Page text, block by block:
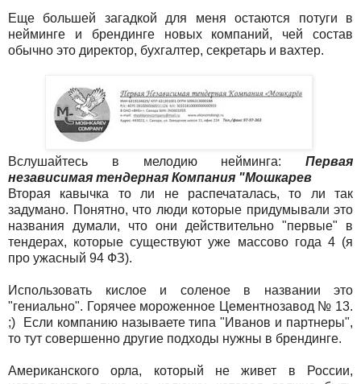
Еще большей загадкой для меня остаются потуги в
нейминге и брендинге новых компаний, чей состав
обычно это директор, бухгалтер, секретарь и вахтер.
Вслушайтесь в мелодию нейминга: Первая
независимая тендерная Компания "Мошкарев
Вторая кавычка то ли не распечаталась, то ли так
задумано. Понятно, что люди которые придумывали это
названия думали, что они действительно "первые" в
тендерах, которые существуют уже массово года 4 (я
про ужасный 94 ФЗ).
Использовать кислое и соленое в названии это
"гениально". Горячее мороженное Цементнозавод № 13.
;) Если компанию называете типа "Иванов и партнеры",
то тут совершенно другие подходы нужны в брендинге.
Американского орла, который не живет в России,